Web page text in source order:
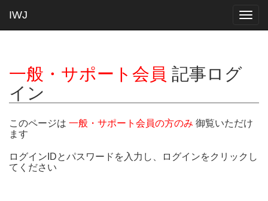
IWJ
一般・サポート会員 記事ログ
イン
このページは 一般・サポート会員の方のみ 御覧いただけ
ます
ログインIDとパスワードを入力し、ログインをクリックし
てください